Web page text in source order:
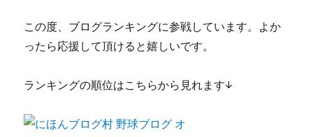
この度、ブログランキングに参戦しています。よか
ったら応援して頂けると嬉しいです。
ランキングの順位はこちらから見れます↓